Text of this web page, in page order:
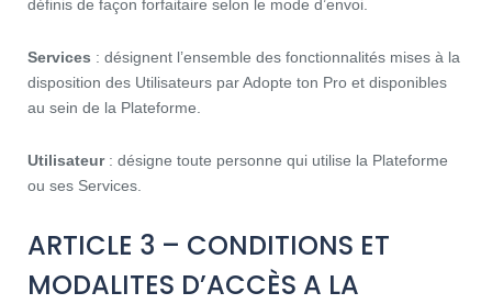
définis de façon forfaitaire selon le mode d’envoi.
Services : désignent l’ensemble des fonctionnalités mises à la
disposition des Utilisateurs par Adopte ton Pro et disponibles
au sein de la Plateforme.
Utilisateur: désigne toute personne qui utilise la Plateforme
ou ses Services.
ARTICLE 3 – CONDITIONS ET
MODALITES D’ACCÈS A LA